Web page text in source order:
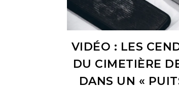
VIDÉO : LES
DU CIMETIÈRE
DANS UN «